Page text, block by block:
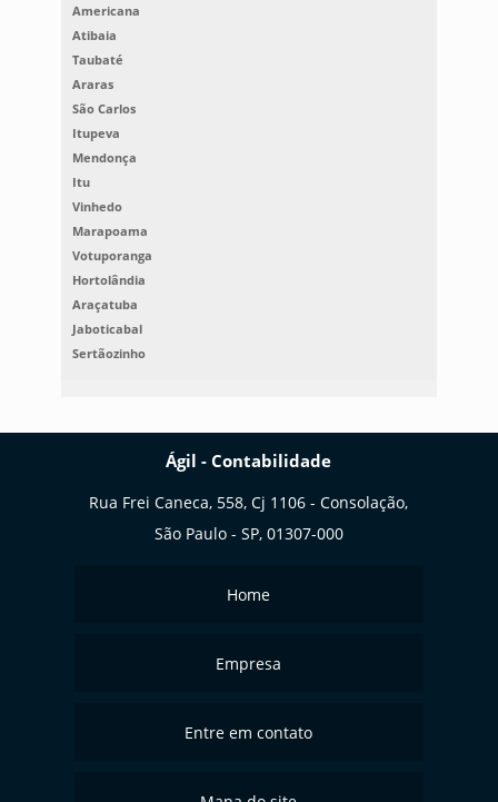
Americana
Atibaia
Taubaté
Araras
São Carlos
Itupeva
Mendonça
Itu
Vinhedo
Marapoama
Votuporanga
Hortolândia
Araçatuba
Jaboticabal
Sertãozinho
Ágil - Contabilidade
Rua Frei Caneca, 558, Cj 1106 - Consolação,
São Paulo - SP, 01307-000
Home
Empresa
Entre em contato